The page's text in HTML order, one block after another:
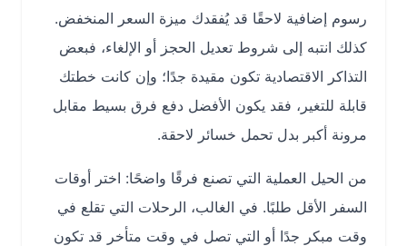
رسوم إضافية لاحقًا قد يُفقدك ميزة السعر المنخفض.
كذلك انتبه إلى شروط تعديل الحجز أو الإلغاء، فبعض
التذاكر الاقتصادية تكون مقيدة جدًا؛ وإن كانت خطتك
قابلة للتغير، فقد يكون الأفضل دفع فرق بسيط مقابل
مرونة أكبر بدل تحمل خسائر لاحقة.
من الحيل العملية التي تصنع فرقًا واضحًا: اختر أوقات
السفر الأقل طلبًا. في الغالب، الرحلات التي تقلع في
وقت مبكر جدًا أو التي تصل في وقت متأخر قد تكون